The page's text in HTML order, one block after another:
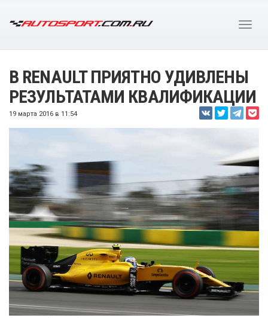
В RENAULT ПРИЯТНО УДИВЛЕНЫ
РЕЗУЛЬТАТАМИ КВАЛИФИКАЦИИ
19 марта 2016 в 11:54